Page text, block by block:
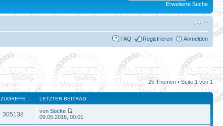
Erweiterte Suche
FAQ Registrieren Anmelden
25 Themen • Seite 1 von 1
ZUGRIFFE LETZTER BEITRAG
305138 vonSocke
09.05.2018, 00:01